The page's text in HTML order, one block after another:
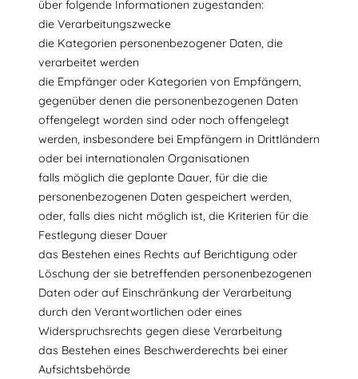
über folgende Informationen zugestanden:
die Verarbeitungszwecke
die Kategorien personenbezogener Daten, die
verarbeitet werden
die Empfänger oder Kategorien von Empfängern,
gegenüber denen die personenbezogenen Daten
offengelegt worden sind oder noch offengelegt
werden, insbesondere bei Empfängern in Drittländern
oder bei internationalen Organisationen
falls möglich die geplante Dauer, für die die
personenbezogenen Daten gespeichert werden,
oder, falls dies nicht möglich ist, die Kriterien für die
Festlegung dieser Dauer
das Bestehen eines Rechts auf Berichtigung oder
Löschung der sie betreffenden personenbezogenen
Daten oder auf Einschränkung der Verarbeitung
durch den Verantwortlichen oder eines
Widerspruchsrechts gegen diese Verarbeitung
das Bestehen eines Beschwerderechts bei einer
Aufsichtsbehörde